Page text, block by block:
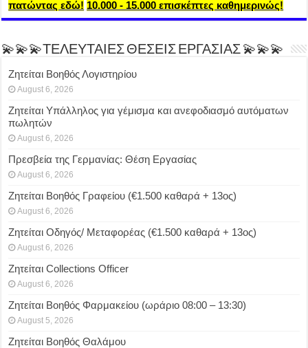
πατώντας εδώ! 10.000 - 15.000 επισκέπτες καθημερινώς!
💫💫💫ΤΕΛΕΥΤΑΙΕΣ ΘΕΣΕΙΣ ΕΡΓΑΣΙΑΣ 💫💫💫
Ζητείται Βοηθός Λογιστηρίου
August 6, 2026
Ζητείται Υπάλληλος για γέμισμα και ανεφοδιασμό αυτόματων
πωλητών
August 6, 2026
Πρεσβεία της Γερμανίας: Θέση Εργασίας
August 6, 2026
Ζητείται Βοηθός Γραφείου (€1.500 καθαρά + 13ος)
August 6, 2026
Ζητείται Οδηγός/ Μεταφορέας (€1.500 καθαρά + 13ος)
August 6, 2026
Ζητείται Collections Officer
August 6, 2026
Ζητείται Βοηθός Φαρμακείου (ωράριο 08:00 – 13:30)
August 5, 2026
Ζητείται Βοηθός Θαλάμου